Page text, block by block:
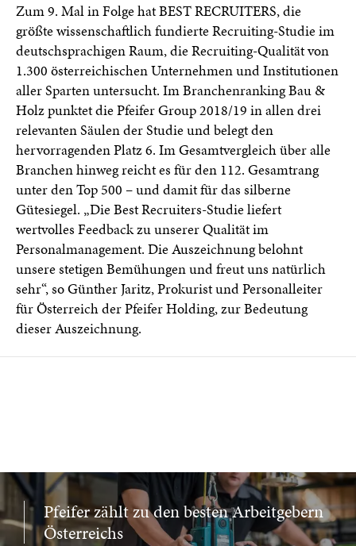
Zum 9. Mal in Folge hat BEST RECRUITERS, die
größte wissenschaftlich fundierte Recruiting-Studie im
deutschsprachigen Raum, die Recruiting-Qualität von
1.300 österreichischen Unternehmen und Institutionen
aller Sparten untersucht. Im Branchenranking Bau &
Holz punktet die Pfeifer Group 2018/19 in allen drei
relevanten Säulen der Studie und belegt den
hervorragenden Platz 6. Im Gesamtvergleich über alle
Branchen hinweg reicht es für den 112. Gesamtrang
unter den Top 500 – und damit für das silberne
Gütesiegel. „Die Best Recruiters-Studie liefert
wertvolles Feedback zu unserer Qualität im
Personalmanagement. Die Auszeichnung belohnt
unsere stetigen Bemühungen und freut uns natürlich
sehr“, so Günther Jaritz, Prokurist und Personalleiter
für Österreich der Pfeifer Holding, zur Bedeutung
dieser Auszeichnung.
Pfeifer zählt zu den besten Arbeitgebern
Österreichs